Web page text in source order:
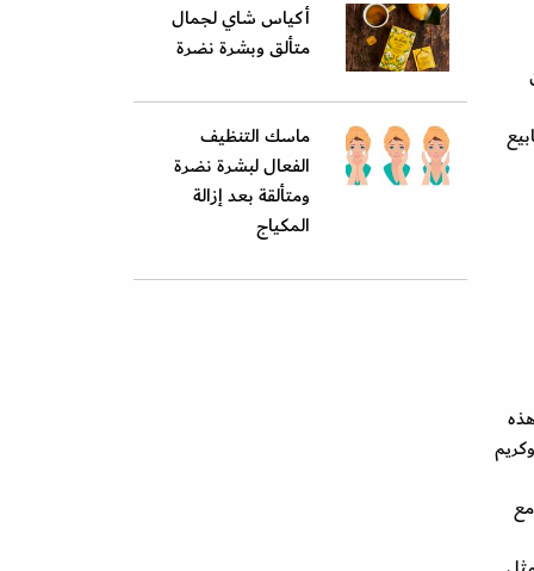
خبيرة البشرة انه علي استخدامها لمدة 6 اسابيع
أكياس شاي لجمال
متألق وبشرة نضرة
ماسك التنظيف
الفعال لبشرة نضرة
ومتألقة بعد إزالة
المكياج